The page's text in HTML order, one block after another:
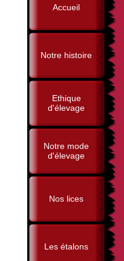
Accueil
Notre histoire
Ethique
d'élevage
Notre mode
d'élevage
Nos lices
Les étalons